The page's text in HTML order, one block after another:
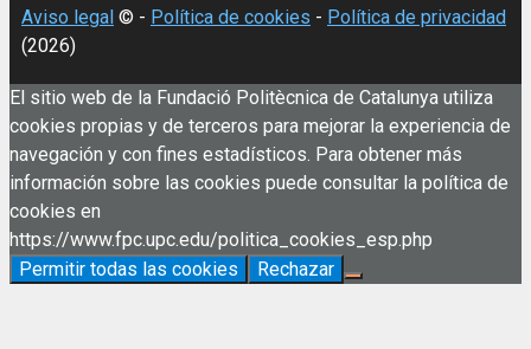
Aviso legal © - Política de cookies - Política de privacidad
(2026)
El sitio web de la Fundació Politècnica de Catalunya utiliza
cookies propias y de terceros para mejorar la experiencia de
navegación y con fines estadísticos. Para obtener más
información sobre las cookies puede consultar la política de
cookies en
https://www.fpc.upc.edu/politica_cookies_esp.php
Permitir todas las cookies
Rechazar